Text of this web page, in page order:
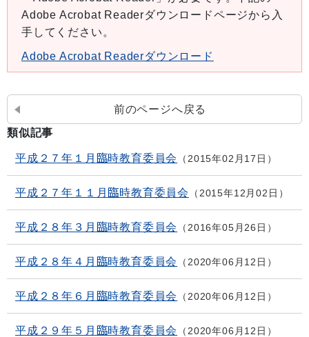
Adobe Acrobat Readerダウンロードページから入
手してください。
Adobe Acrobat Readerダウンロード
前のページへ戻る
類似記事
平成２７年１月臨時教育委員会 2015年02月17日
平成２７年１１月臨時教育委員会 2015年12月02日
平成２８年３月臨時教育委員会 2016年05月26日
平成２８年４月臨時教育委員会 2020年06月12日
平成２８年６月臨時教育委員会 2020年06月12日
平成２９年５月臨時教育委員会 2020年06月12日